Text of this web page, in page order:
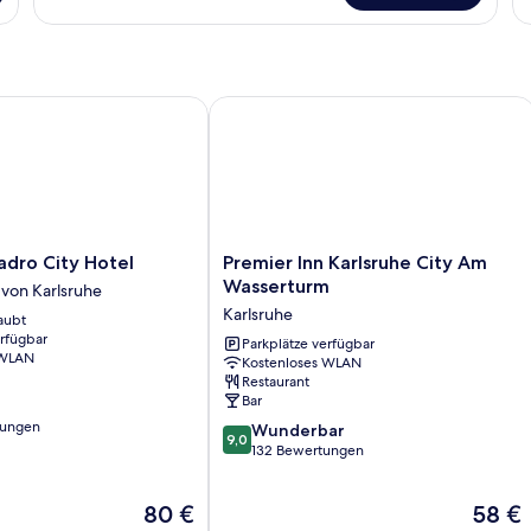
Single
City Hotel
Karlsruhe
Der
80 €
City Hotel
Premier
Inn
City
Am
Wasserturm
Karlsruhe
Premier Inn Karlsruhe City Am
Wasserturm
Karlsruhe
Parkplätze verfügbar
Kostenloses WLAN
Restaurant
Bar
9.0
von
9,0 Wunderbar
132 Bewertungen
Der
58 €
Premier Inn Karlsruhe City Am